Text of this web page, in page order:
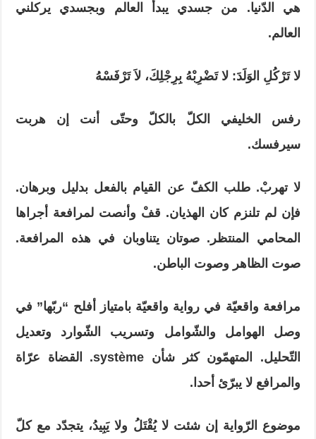
هي الدّنيا. من جسدي يبدأ العالم وبجسدي يركلني
العالم.
لاتَرْكُلِ الوَلَدَ: لا تَضْرِبْهُ بِرِجْلِكَ، لاَ تَرْفَسْهُ
رفس الخليفي الكلّ بالكلّ وحتّى أنت إن هربت
سيرفسك.
لا تهربْ. طلب الكفّ عن القيام بالفعل بدليل وبرهان.
فإن لم تلنزم كان الهذيان. قفْ وأنصت لمرافعة أجراها
المحامي المنتظر. صوتان يتناوبان في هذه المرافعة.
صوت الظاهر وصوت الباطن.
مرافعة واقعيّة في رواية واقعيّة بامتياز أفلح “ربّها” في
وصل الهوامل والشّوامل وتسريب الشّوارد وتعديل
التّحليل. المتهمّون كثر شأن système. القضاة عرّاة
والمرافع لا يبرّئ أحدا.
موضوع الرّواية إن شئت لا يُقْتَلُ ولا يَبِيدُ، يتجدّد مع كلّ